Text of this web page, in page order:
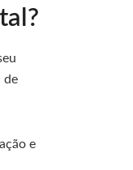
de
e